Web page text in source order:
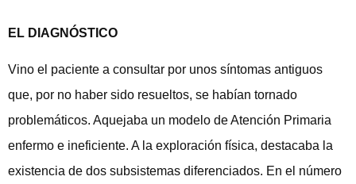
EL DIAGNÓSTICO
Vino el paciente a consultar por unos síntomas antiguos
que, por no haber sido resueltos, se habían tornado
problemáticos. Aquejaba un modelo de Atención Primaria
enfermo e ineficiente. A la exploración física, destacaba la
existencia de dos subsistemas diferenciados. En el número